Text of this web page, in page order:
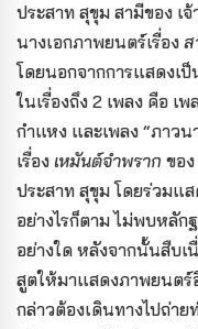
ประสาท สุขุม สามีของ เ
นางเอกภาพยนตร์เรื่อง ส
โดยนอกจากการแสดงเป็
ในเรื่องถึง 2 เพลง คือ เ
กำแหง และเพลง “ภาว
เรื่อง เหมันต์จำพราก ขอ
ประสาท สุขุม โดยร่วมแ
อย่างไรก็ตาม ไม่พบหลัก
อย่างใด หลังจากนั้นสืบเ
สูตให้มาแสดงภาพยนตร์
กล่าวต้องเดินทางไปถ่า